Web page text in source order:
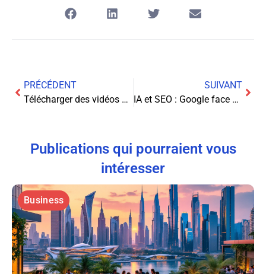
PRÉCÉDENT
Télécharger des vidéos TikTok : Guide complet et astuces pratiques
SUIVANT
IA et SEO : Google face au défi du contenu généré
Publications qui pourraient vous
intéresser
Business